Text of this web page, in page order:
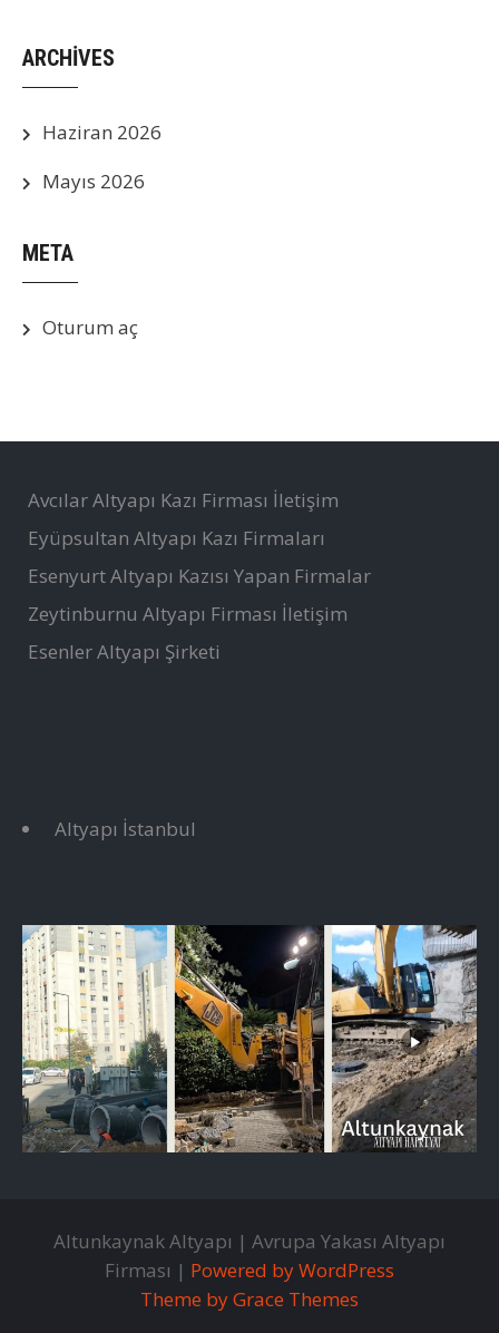
ARCHIVES
Haziran 2026
Mayıs 2026
META
Oturum aç
Avcılar Altyapı Kazı Firması İletişim
Eyüpsultan Altyapı Kazı Firmaları
Esenyurt Altyapı Kazısı Yapan Firmalar
Zeytinburnu Altyapı Firması İletişim
Esenler Altyapı Şirketi
Altyapı İstanbul
Altunkaynak Altyapı | Avrupa Yakası Altyapı
Firması | Powered by WordPress
Theme by Grace Themes